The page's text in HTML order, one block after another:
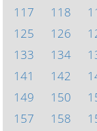
117
118
125
126
133
134
141
142
149
150
157
158